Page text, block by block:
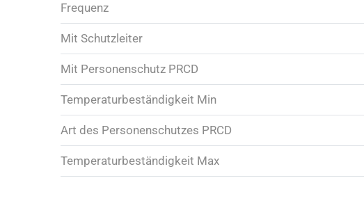
Frequenz
Mit Schutzleiter
Mit Personenschutz PRCD
Temperaturbeständigkeit Min
Art des Personenschutzes PRCD
Temperaturbeständigkeit Max